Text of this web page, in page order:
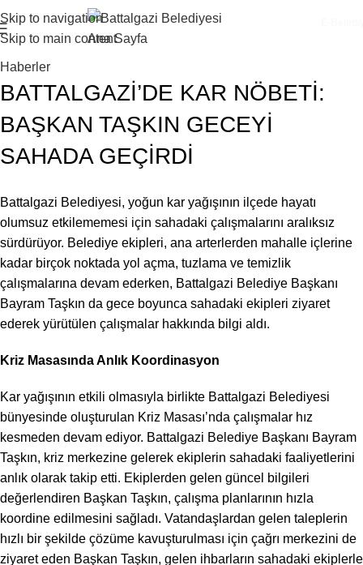
Skip to navigation
Skip to main content
Haberler
BATTALGAZİ’DE KAR NÖBETİ:
BAŞKAN TAŞKIN GECEYİ
SAHADA GEÇİRDİ
Battalgazi Belediyesi, yoğun kar yağışının ilçede hayatı
olumsuz etkilememesi için sahadaki çalışmalarını aralıksız
sürdürüyor. Belediye ekipleri, ana arterlerden mahalle içlerine
kadar birçok noktada yol açma, tuzlama ve temizlik
çalışmalarına devam ederken, Battalgazi Belediye Başkanı
Bayram Taşkın da gece boyunca sahadaki ekipleri ziyaret
ederek yürütülen çalışmalar hakkında bilgi aldı.
Kriz Masasında Anlık Koordinasyon
Kar yağışının etkili olmasıyla birlikte Battalgazi Belediyesi
bünyesinde oluşturulan Kriz Masası’nda çalışmalar hız
kesmeden devam ediyor. Battalgazi Belediye Başkanı Bayram
Taşkın, kriz merkezine gelerek ekiplerin sahadaki faaliyetlerini
anlık olarak takip etti. Ekiplerden gelen güncel bilgileri
değerlendiren Başkan Taşkın, çalışma planlarının hızla
koordine edilmesini sağladı. Vatandaşlardan gelen taleplerin
hızlı bir şekilde çözüme kavuşturulması için çağrı merkezini de
ziyaret eden Başkan Taşkın, gelen ihbarların sahadaki ekiplerle